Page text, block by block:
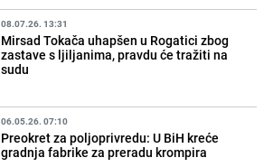
08.07.26. 13:31
Mirsad Tokača uhapšen u Rogatici zbog
zastave s ljiljanima, pravdu će tražiti na
sudu
06.05.26. 07:10
Preokret za poljoprivredu: U BiH kreće
gradnja fabrike za preradu krompira